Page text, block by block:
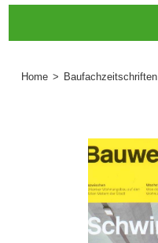
Home > Baufachzeitschriften